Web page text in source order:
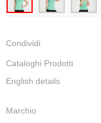
Condividi
Cataloghi Prodotti
English details
Marchio